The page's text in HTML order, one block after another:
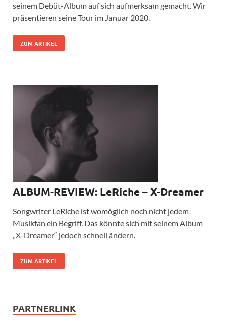
seinem Debüt-Album auf sich aufmerksam gemacht. Wir
präsentieren seine Tour im Januar 2020.
ZUM ARTIKEL
ALBUM-REVIEW: LeRiche – X-Dreamer
Songwriter LeRiche ist womöglich noch nicht jedem
Musikfan ein Begriff. Das könnte sich mit seinem Album
„X-Dreamer“ jedoch schnell ändern.
ZUM ARTIKEL
PARTNERLINK